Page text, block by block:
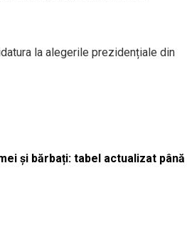
la alegerile prezidențiale din
și bărbați: tabel actualizat până